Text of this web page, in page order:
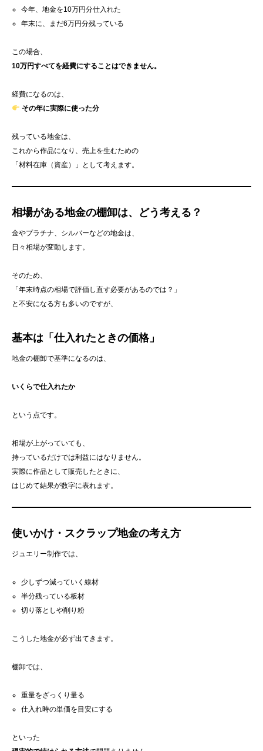
今年、地金を10万円分仕入れた
年末に、まだ6万円分残っている
この場合、
10万円すべてを経費にすることはできません。
経費になるのは、
その年に実際に使った分
残っている地金は、
これから作品になり、売上を生むための
「材料在庫（資産）」として考えます。
相場がある地金の棚卸は、どう考える？
金やプラチナ、シルバーなどの地金は、
日々相場が変動します。
そのため、
「年末時点の相場で評価し直す必要があるのでは？」
と不安になる方も多いのですが、
基本は「仕入れたときの価格」
地金の棚卸で基準になるのは、
いくらで仕入れたか
という点です。
相場が上がっていても、
持っているだけでは利益にはなりません。
実際に作品として販売したときに、
はじめて結果が数字に表れます。
使いかけ・スクラップ地金の考え方
ジュエリー制作では、
少しずつ減っていく線材
半分残っている板材
切り落としや削り粉
こうした地金が必ず出てきます。
棚卸では、
重量をざっくり量る
仕入れ時の単価を目安にする
といった